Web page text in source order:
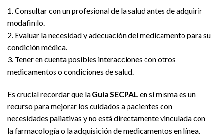
1. Consultar con un profesional de la salud antes de adquirir
modafinilo.
2. Evaluar la necesidad y adecuación del medicamento para su
condición médica.
3. Tener en cuenta posibles interacciones con otros
medicamentos o condiciones de salud.
Es crucial recordar que la Guía SECPAL en sí misma es un
recurso para mejorar los cuidados a pacientes con
necesidades paliativas y no está directamente vinculada con
la farmacología o la adquisición de medicamentos en línea.